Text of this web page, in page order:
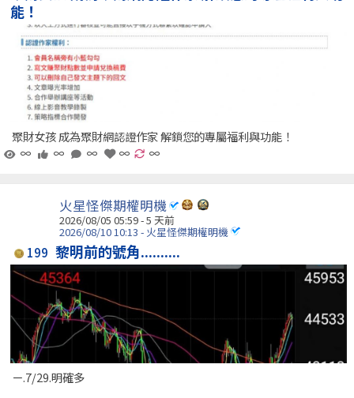
能！
聚財女孩 成為聚財網認證作家 解鎖您的專屬福利與功能！
∞
∞ ∞ ∞ ∞
火星怪傑期權明機
2026/08/05 05:59 - 5 天前
2026/08/10 10:13 - 火星怪傑期權明機
199 黎明前的號角..........
ㄧ.7/29.明確多